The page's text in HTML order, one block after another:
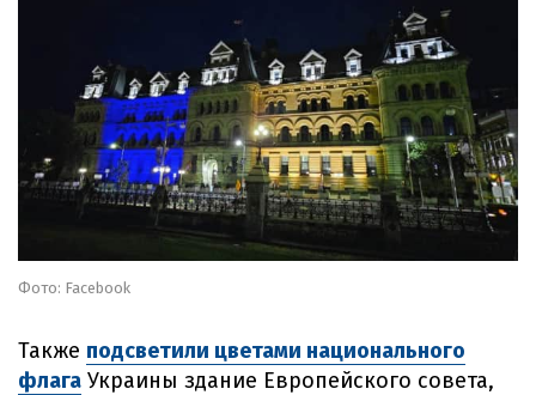
Фото: Facebook
Также подсветили цветами национального
флага Украины здание Европейского совета,